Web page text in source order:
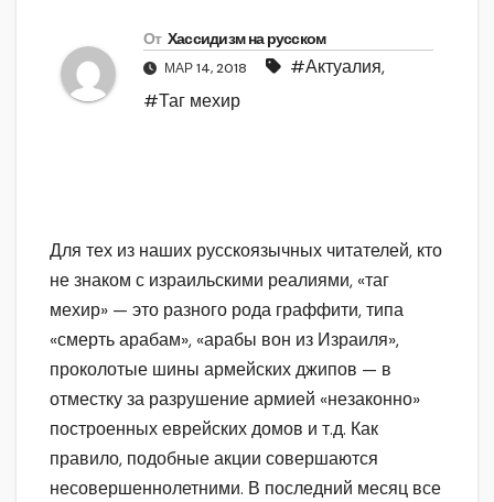
От Хассидизм на русском
МАР 14, 2018 #Актуалия,
#Таг мехир
Для тех из наших русскоязычных читателей, кто
не знаком с израильскими реалиями, «таг
мехир» — это разного рода граффити, типа
«смерть арабам», «арабы вон из Израиля»,
проколотые шины армейских джипов — в
отместку за разрушение армией «незаконно»
построенных еврейских домов и т.д. Как
правило, подобные акции совершаются
несовершеннолетними. В последний месяц все